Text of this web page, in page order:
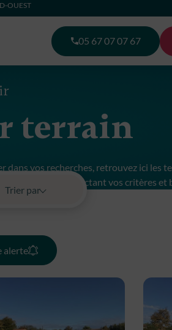
OUEST
05 67 07 07 67
terrain
vos recherches, retrouvez ici les
foncière respectant vos critères et
Trier par
alerte